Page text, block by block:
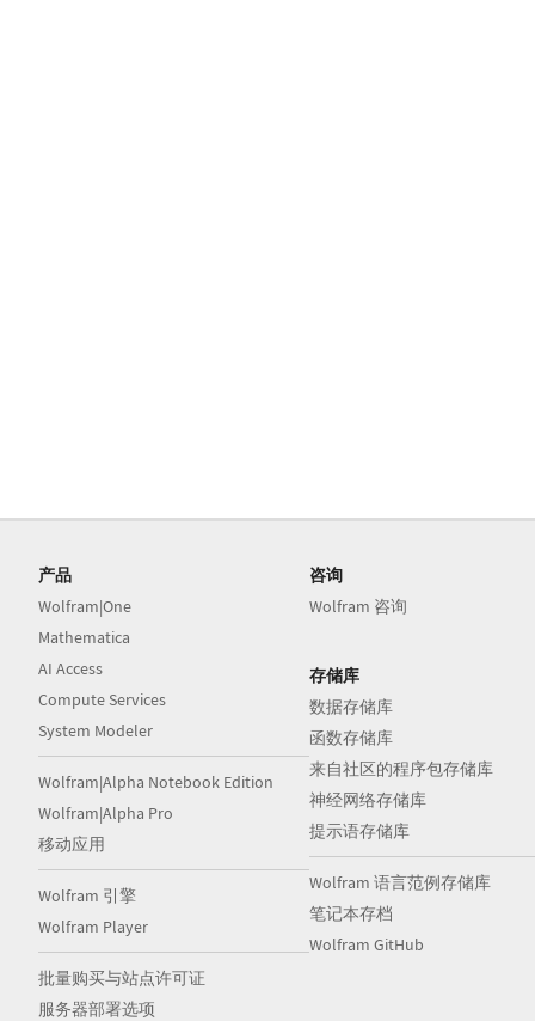
产品
Wolfram|One
Mathematica
AI Access
Compute Services
System Modeler
Wolfram|Alpha Notebook Edition
Wolfram|Alpha Pro
移动应用
Wolfram 引擎
Wolfram Player
批量购买与站点许可证
服务器部署选项
咨询
Wolfram 咨询
存储库
数据存储库
函数存储库
来自社区的程序包存储库
神经网络存储库
提示语存储库
Wolfram 语言范例存储库
笔记本存档
Wolfram GitHub